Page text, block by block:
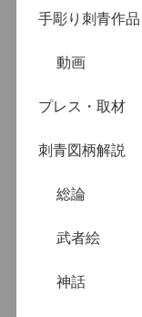
手彫り刺青作品
動画
プレス・取材
刺青図柄解説
総論
武者絵
神話